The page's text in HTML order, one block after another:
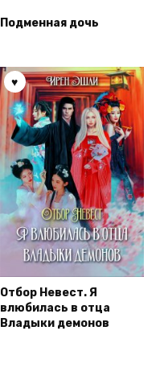
Подменная дочь
Отбор Невест. Я
влюбилась в отца
Владыки демонов